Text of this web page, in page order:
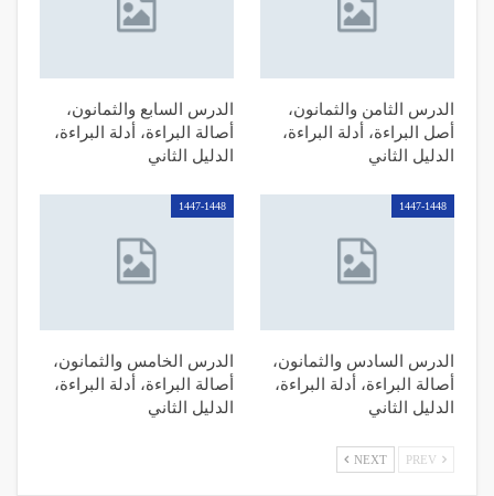
الدرس الثامن والثمانون،
أصل البراءة، أدلة البراءة،
الدليل الثاني
الدرس السابع والثمانون،
أصالة البراءة، أدلة البراءة،
الدليل الثاني
1447-1448
الدرس السادس والثمانون،
أصالة البراءة، أدلة البراءة،
الدليل الثاني
1447-1448
الدرس الخامس والثمانون،
أصالة البراءة، أدلة البراءة،
الدليل الثاني
NEXT